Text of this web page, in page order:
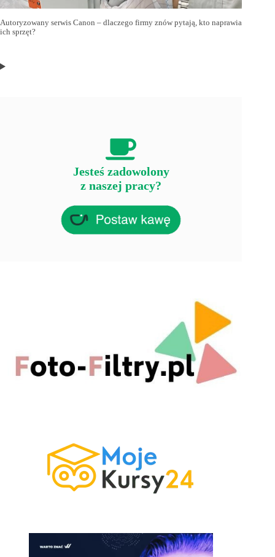
Autoryzowany serwis Canon – dlaczego firmy znów pytają, kto naprawia
ich sprzęt?
Jesteś zadowolony
z naszej pracy?